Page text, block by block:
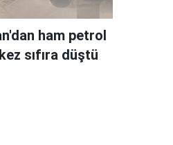
ham petrol
sıfıra düştü